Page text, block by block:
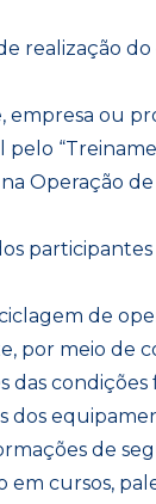
realização do
empresa ou
pelo
Operação de
participantes
de
por meio de
das condições
dos
de
em cursos,